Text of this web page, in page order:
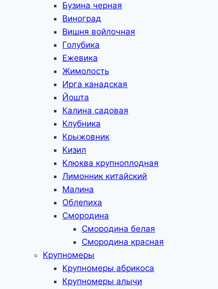
Бузина черная
Виноград
Вишня войлочная
Голубика
Ежевика
Жимолость
Ирга канадская
Йошта
Калина садовая
Клубника
Крыжовник
Кизил
Клюква крупноплодная
Лимонник китайский
Малина
Облепиха
Смородина
Смородина белая
Смородина красная
Крупномеры
Крупномеры абрикоса
Крупномеры алычи